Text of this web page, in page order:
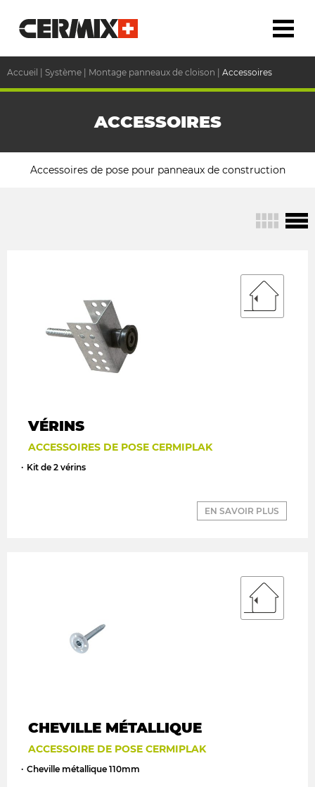
Accueil Système Montage panneaux de cloison Accessoires
ACCESSOIRES
Accessoires de pose pour panneaux de construction
VÉRINS
ACCESSOIRES DE POSE CERMIPLAK
Kit de 2 vérins
EN SAVOIR PLUS
CHEVILLE MÉTALLIQUE
ACCESSOIRE DE POSE CERMIPLAK
Cheville métallique 110mm